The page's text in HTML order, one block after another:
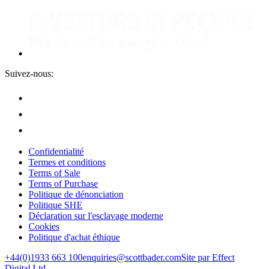
Suivez-nous:
Confidentialité
Termes et conditions
Terms of Sale
Terms of Purchase
Politique de dénonciation
Politique SHE
Déclaration sur l'esclavage moderne
Cookies
Politique d'achat éthique
+44(0)1933 663 100enquiries@scottbader.comSite par Effect